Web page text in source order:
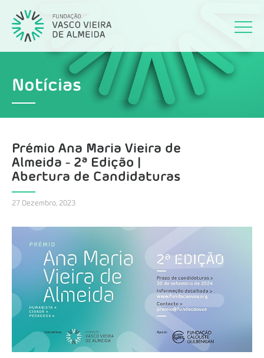
Notícias
Prémio Ana Maria Vieira de
Almeida - 2ª Edição |
Abertura de Candidaturas
27 Dezembro, 2023